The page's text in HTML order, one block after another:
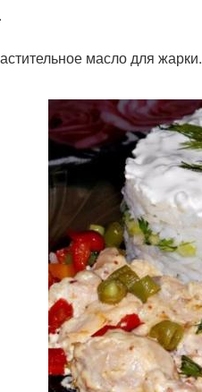
масло для жарки.